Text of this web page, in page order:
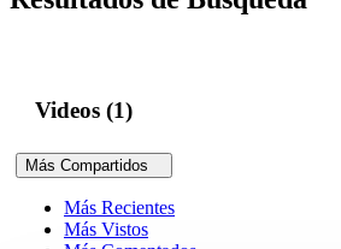
Videos (1)
Más Compartidos
Más Recientes
Más Vistos